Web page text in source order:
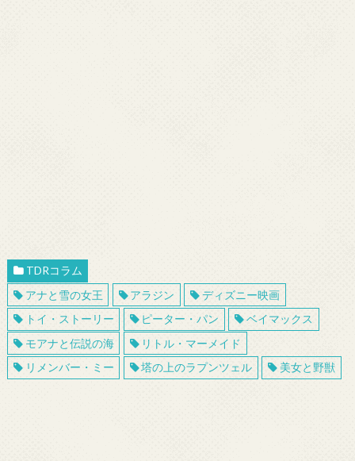
TDRコラム
アナと雪の女王
アラジン
ディズニー映画
トイ・ストーリー
ピーター・パン
ベイマックス
モアナと伝説の海
リトル・マーメイド
リメンバー・ミー
塔の上のラプンツェル 美女と野獣